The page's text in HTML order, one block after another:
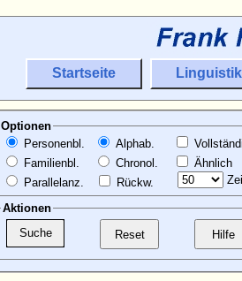
Startseite Linguistik
Optionen
Personenbl.
Familienbl.
Parallelanz.
Alphab.
Chronol.
Rückw.
Ähnlich
Aktionen